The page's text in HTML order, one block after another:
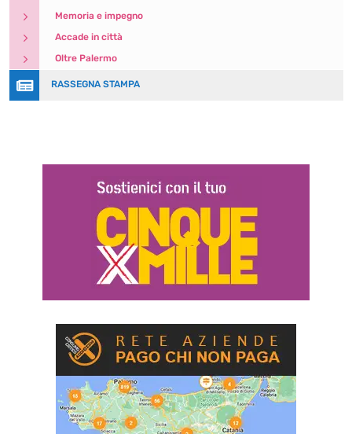
5
Memoria e impegno
5 Accade in città
5 Oltre Palermo
 RASSEGNA STAMPA